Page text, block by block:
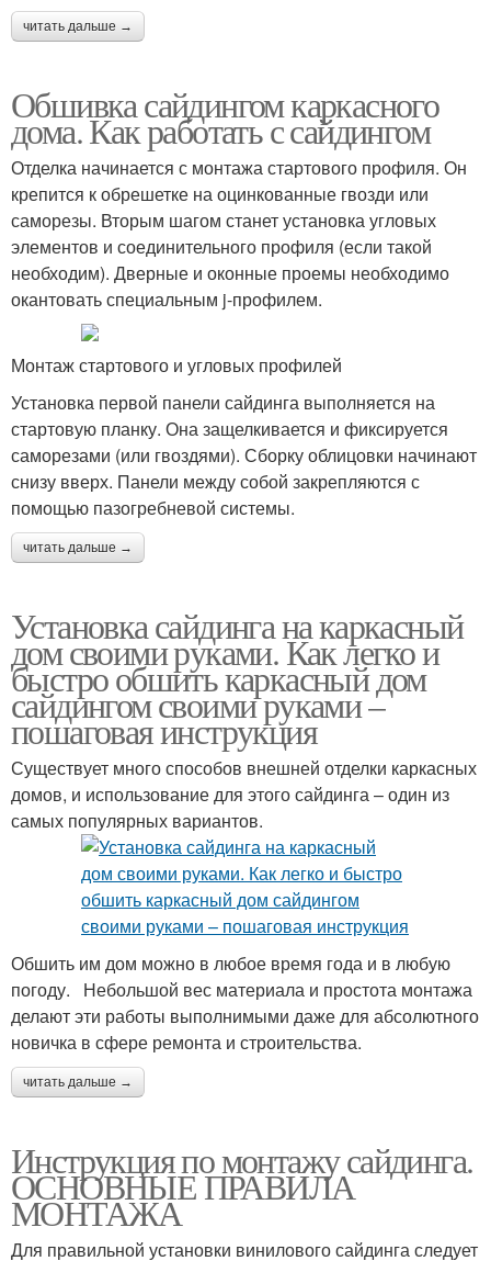
читать дальше →
Обшивка сайдингом каркасного
дома. Как работать с сайдингом
Отделка начинается с монтажа стартового профиля. Он
крепится к обрешетке на оцинкованные гвозди или
саморезы. Вторым шагом станет установка угловых
элементов и соединительного профиля (если такой
необходим). Дверные и оконные проемы необходимо
окантовать специальным j-профилем.
Монтаж стартового и угловых профилей
Установка первой панели сайдинга выполняется на
стартовую планку. Она защелкивается и фиксируется
саморезами (или гвоздями). Сборку облицовки начинают
снизу вверх. Панели между собой закрепляются с
помощью пазогребневой системы.
читать дальше →
Установка сайдинга на каркасный
дом своими руками. Как легко и
быстро обшить каркасный дом
сайдингом своими руками –
пошаговая инструкция
Существует много способов внешней отделки каркасных
домов, и использование для этого сайдинга – один из
самых популярных вариантов.
Обшить им дом можно в любое время года и в любую
погоду. Небольшой вес материала и простота монтажа
делают эти работы выполнимыми даже для абсолютного
новичка в сфере ремонта и строительства.
читать дальше →
Инструкция по монтажу сайдинга.
ОСНОВНЫЕ ПРАВИЛА
МОНТАЖА
Для правильной установки винилового сайдинга следует